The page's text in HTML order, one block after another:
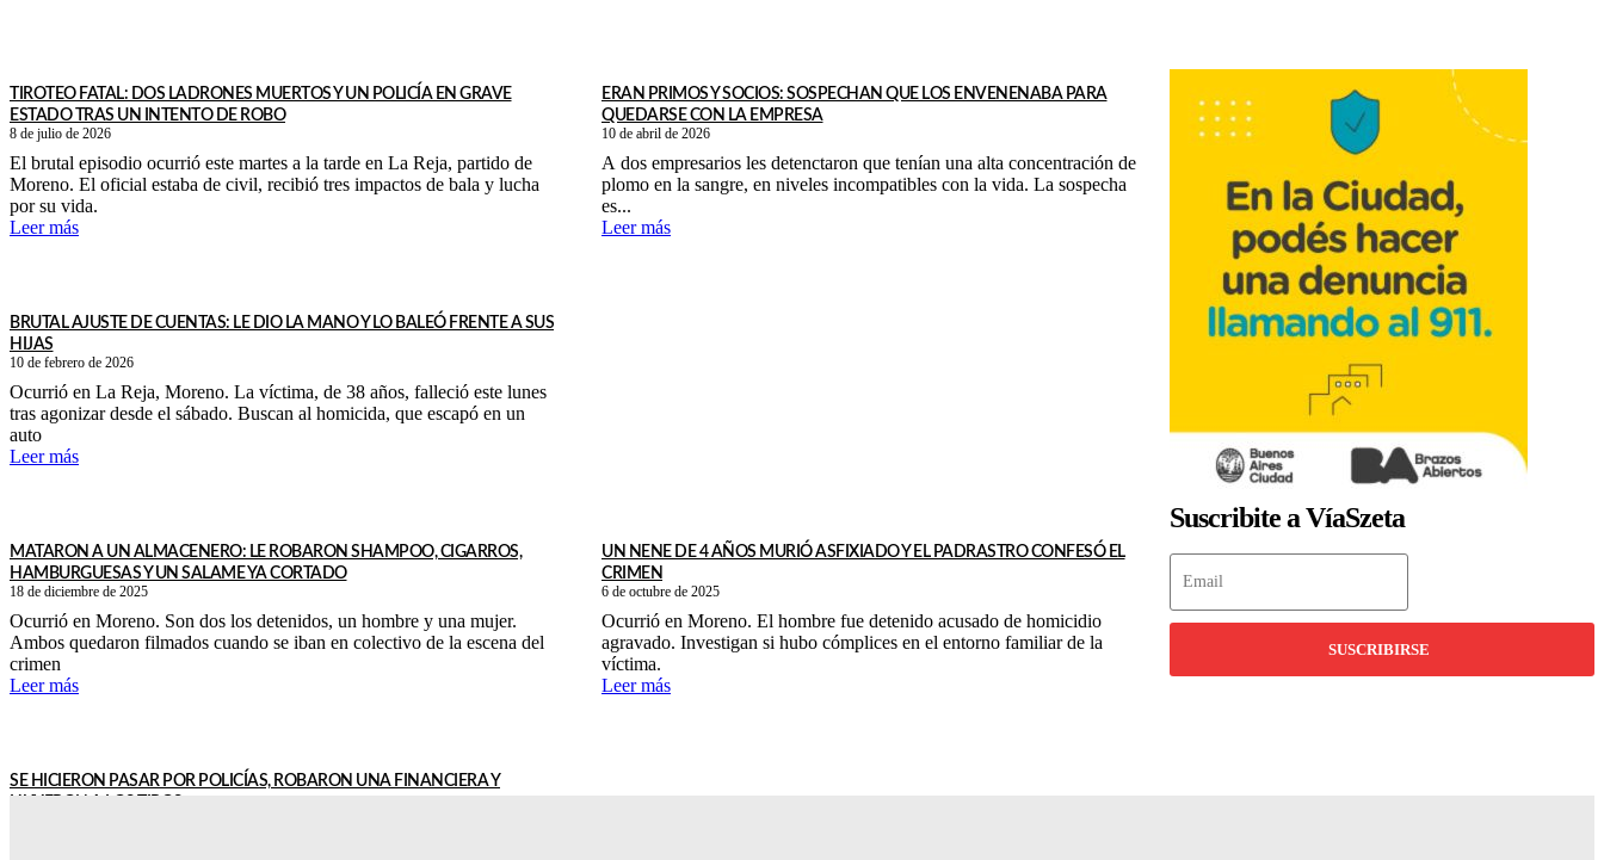
TIROTEO FATAL: DOS LADRONES MUERTOS Y UN POLICÍA EN GRAVE
ESTADO TRAS UN INTENTO DE ROBO
8 de julio de 2026
El brutal episodio ocurrió este martes a la tarde en La Reja, partido de
Moreno. El oficial estaba de civil, recibió tres impactos de bala y lucha
por su vida.
Leer más
ERAN PRIMOS Y SOCIOS: SOSPECHAN QUE LOS ENVENENABA PARA
QUEDARSE CON LA EMPRESA
10 de abril de 2026
A dos empresarios les detenctaron que tenían una alta concentración de
plomo en la sangre, en niveles incompatibles con la vida. La sospecha
es...
Leer más
BRUTAL AJUSTE DE CUENTAS: LE DIO LA MANO Y LO BALEÓ FRENTE A SUS
HIJAS
10 de febrero de 2026
Ocurrió en La Reja, Moreno. La víctima, de 38 años, falleció este lunes
tras agonizar desde el sábado. Buscan al homicida, que escapó en un
auto
Leer más
MATARON A UN ALMACENERO: LE ROBARON SHAMPOO, CIGARROS,
HAMBURGUESAS Y UN SALAME YA CORTADO
18 de diciembre de 2025
Ocurrió en Moreno. Son dos los detenidos, un hombre y una mujer.
Ambos quedaron filmados cuando se iban en colectivo de la escena del
crimen
Leer más
UN NENE DE 4 AÑOS MURIÓ ASFIXIADO Y EL PADRASTRO CONFESÓ EL
CRIMEN
6 de octubre de 2025
Ocurrió en Moreno. El hombre fue detenido acusado de homicidio
agravado. Investigan si hubo cómplices en el entorno familiar de la
víctima.
Leer más
SE HICIERON PASAR POR POLICÍAS, ROBARON UNA FINANCIERA Y
Suscribite a VíaSzeta
SUSCRIBIRSE